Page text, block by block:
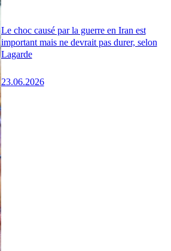
Le choc causé par la guerre en Iran est
important mais ne devrait pas durer, selon
Lagarde
23.06.2026